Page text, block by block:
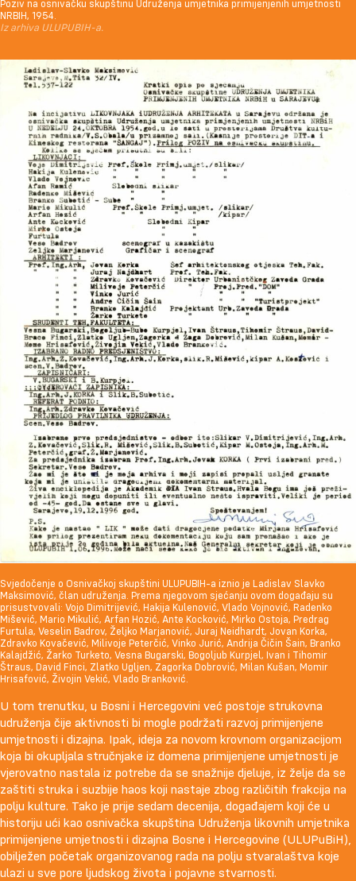
Poziv na osnivačku skupštinu Udruženja umjetnika primijenjenih umjetnosti
NRBIH, 1954.
Iz arhiva ULUPUBIH-a.
U tom trenutku, u Bosni i Hercegovini već postoje strukovna
udruženja čije aktivnosti bi mogle podržati razvoj primijenjene
umjetnosti i dizajna. Ipak, ideja za novom krovnom organizacijom
koja bi okupljala stručnjake iz domena primijenjene umjetnosti je
vjerovatno nastala iz potrebe da se snažnije djeluje, iz želje da se
zaštiti struka i suzbije haos koji nastaje zbog različitih frakcija na
polju kulture. Tako je prije sedam decenija, događajem koji će u
historiju ući kao osnivačka skupština Udruženja likovnih umjetnika
primijenjene umjetnosti i dizajna Bosne i Hercegovine (ULUPuBiH),
obilježen početak organizovanog rada na polju stvaralaštva koje
ulazi u sve pore ljudskog života i pojavne stvarnosti.
Svjedočenje o Osnivačkoj skupštini ULUPUBIH-a iznio je Ladislav Slavko
Maksimović, član udruženja. Prema njegovom sjećanju ovom događaju su
prisustvovali: Vojo Dimitrijević, Hakija Kulenović, Vlado Vojnović, Radenko
Mišević, Mario Mikulić, Arfan Hozić, Ante Kocković, Mirko Ostoja, Predrag
Furtula, Veselin Badrov, Željko Marjanović, Juraj Neidhardt, Jovan Korka,
Zdravko Kovačević, Milivoje Peterčić, Vinko Jurić, Andrija Čičin Šain, Branko
Kalajdžić, Žarko Turketo, Vesna Bugarski, Bogoljub Kurpjel, Ivan i Tihomir
Štraus, David Finci, Zlatko Ugljen, Zagorka Dobrović, Milan Kušan, Momir
Hrisafović, Živojin Vekić, Vlado Branković.